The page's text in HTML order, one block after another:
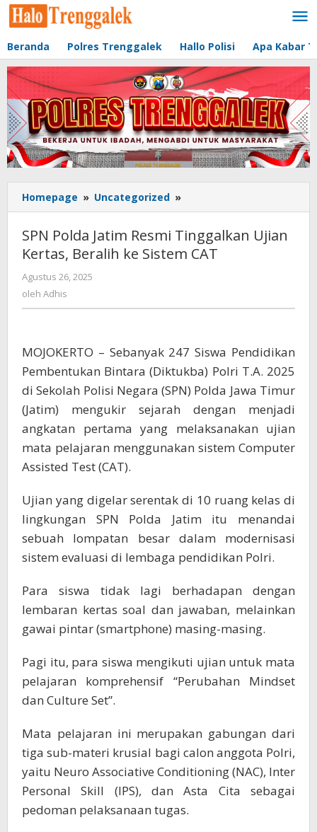
Lewati
ke
Beranda Polres Trenggalek Hallo Polisi Apa Kabar
Homepage » Uncategorized »
Polda
Resmi
Tinggalkan
CAT
SPN Polda Jatim Resmi Tinggalkan Ujian
Kertas, Beralih ke Sistem CAT
Agustus 26, 2025
oleh Adhis
MOJOKERTO – Sebanyak 247 Siswa Pendidikan
Pembentukan Bintara (Diktukba) Polri T.A. 2025
di Sekolah Polisi Negara (SPN) Polda Jawa Timur
(Jatim) mengukir sejarah dengan menjadi
angkatan pertama yang melaksanakan ujian
mata pelajaran menggunakan sistem Computer
Assisted Test (CAT).
Ujian yang digelar serentak di 10 ruang kelas di
lingkungan SPN Polda Jatim itu menandai
sebuah lompatan besar dalam modernisasi
sistem evaluasi di lembaga pendidikan Polri.
Para siswa tidak lagi berhadapan dengan
lembaran kertas soal dan jawaban, melainkan
gawai pintar (smartphone) masing-masing.
Pagi itu, para siswa mengikuti ujian untuk mata
pelajaran komprehensif “Perubahan Mindset
dan Culture Set”.
Mata pelajaran ini merupakan gabungan dari
tiga sub-materi krusial bagi calon anggota Polri,
yaitu Neuro Associative Conditioning (NAC), Inter
Personal Skill (IPS), dan Asta Cita sebagai
pedoman pelaksanaan tugas.